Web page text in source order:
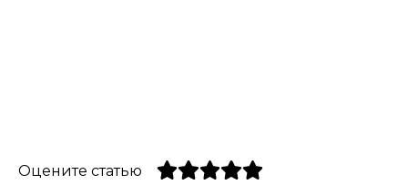
Оцените статью